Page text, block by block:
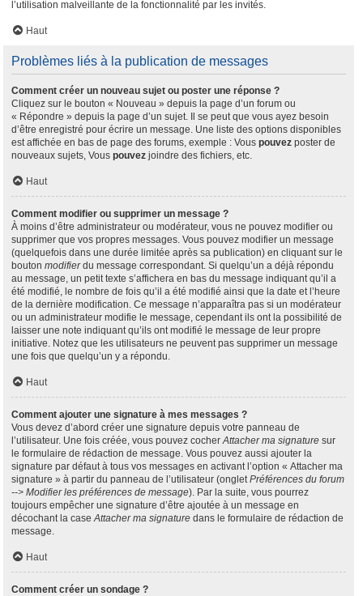
l’utilisation malveillante de la fonctionnalité par les invités.
Haut
Problèmes liés à la publication de messages
Comment créer un nouveau sujet ou poster une réponse ?
Cliquez sur le bouton « Nouveau » depuis la page d’un forum ou
« Répondre » depuis la page d’un sujet. Il se peut que vous ayez besoin
d’être enregistré pour écrire un message. Une liste des options disponibles
est affichée en bas de page des forums, exemple : Vous pouvez poster de
nouveaux sujets, Vous pouvez joindre des fichiers, etc.
Haut
Comment modifier ou supprimer un message ?
À moins d’être administrateur ou modérateur, vous ne pouvez modifier ou
supprimer que vos propres messages. Vous pouvez modifier un message
(quelquefois dans une durée limitée après sa publication) en cliquant sur le
bouton modifierdu message correspondant. Si quelqu’un a déjà répondu
au message, un petit texte s’affichera en bas du message indiquant qu’il a
été modifié, le nombre de fois qu’il a été modifié ainsi que la date et l’heure
de la dernière modification. Ce message n’apparaîtra pas si un modérateur
ou un administrateur modifie le message, cependant ils ont la possibilité de
laisser une note indiquant qu’ils ont modifié le message de leur propre
initiative. Notez que les utilisateurs ne peuvent pas supprimer un message
une fois que quelqu’un y a répondu.
Haut
Comment ajouter une signature à mes messages ?
Vous devez d’abord créer une signature depuis votre panneau de
l’utilisateur. Une fois créée, vous pouvez cocherAttacher ma signature sur
le formulaire de rédaction de message. Vous pouvez aussi ajouter la
signature par défaut à tous vos messages en activant l’option « Attacher ma
signature » à partir du panneau de l’utilisateur (ongletPréférences du forum
--> Modifier les préférences de message). Par la suite, vous pourrez
toujours empêcher une signature d’être ajoutée à un message en
décochant la caseAttacher ma signature dans le formulaire de rédaction de
message.
Haut
Comment créer un sondage ?